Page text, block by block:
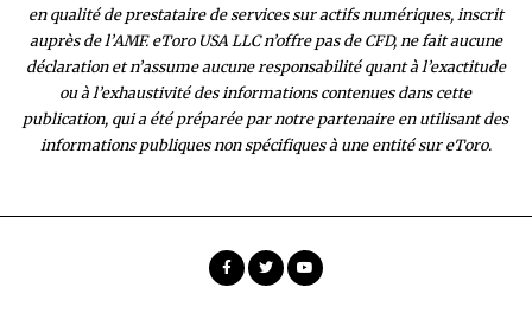
en qualité de prestataire de services sur actifs numériques, inscrit
auprès de l’AMF. eToro USA LLC n’offre pas de CFD, ne fait aucune
déclaration et n’assume aucune responsabilité quant à l’exactitude
ou à l’exhaustivité des informations contenues dans cette
publication, qui a été préparée par notre partenaire en utilisant des
informations publiques non spécifiques à une entité sur eToro.